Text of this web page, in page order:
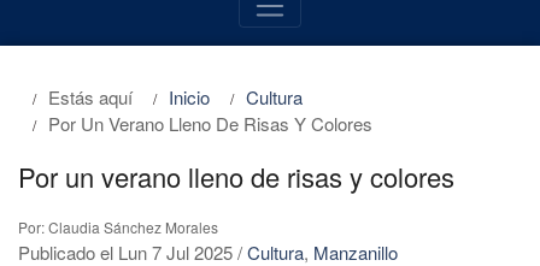
Estás aquí Inicio
Cultura
Por Un Verano Lleno De Risas Y Colores
Por un verano lleno de risas y colores
Por: Claudia Sánchez Morales
Publicado el Lun 7 Jul 2025/Cultura, Manzanillo